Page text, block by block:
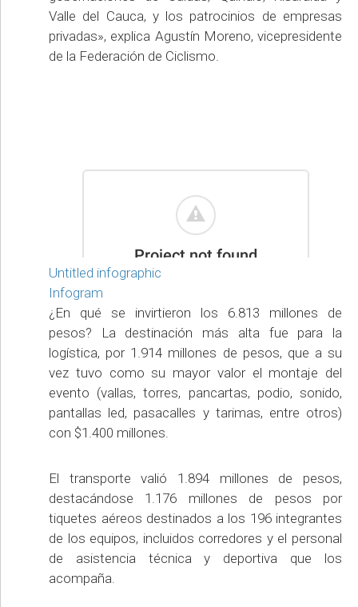
Valle del Cauca, y los patrocinios de empresas
privadas», explica Agustín Moreno, vicepresidente
de la Federación de Ciclismo.
Untitled infographic
Infogram
¿En qué se invirtieron los 6.813 millones de
pesos? La destinación más alta fue para la
logística, por 1.914 millones de pesos, que a su
vez tuvo como su mayor valor el montaje del
evento (vallas, torres, pancartas, podio, sonido,
pantallas led, pasacalles y tarimas, entre otros)
con $1.400 millones.
El transporte valió 1.894 millones de pesos,
destacándose 1.176 millones de pesos por
tiquetes aéreos destinados a los 196 integrantes
de los equipos, incluidos corredores y el personal
de asistencia técnica y deportiva que los
acompaña.